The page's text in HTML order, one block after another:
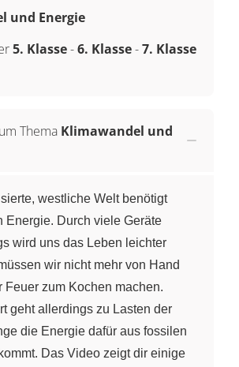
und Energie
5. Klasse-6. Klasse-7. Klasse
Thema Klimawandel und
westliche Welt benötigt
Energie. Durch viele Geräte
wird uns das Leben leichter
wir nicht mehr von Hand
Feuer zum Kochen machen.
geht allerdings zu Lasten der
die Energie dafür aus fossilen
Das Video zeigt dir einige